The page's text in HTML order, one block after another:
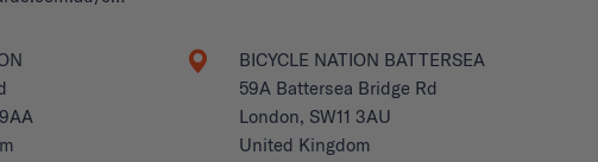
BICYCLE NATION BATTERSEA
59A Battersea Bridge Rd
London, SW11 3AU
United Kingdom